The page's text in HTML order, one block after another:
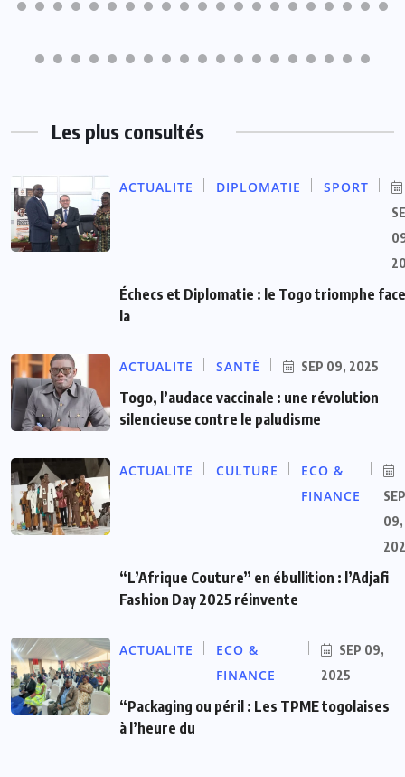
Les plus consultés
ACTUALITE DIPLOMATIE SPORT
Échecs et Diplomatie : le Togo triomphe
la
ACTUALITE SANTÉ SEP 09, 2025
Togo, l’audace vaccinale : une révolution
silencieuse contre le paludisme
ACTUALITE CULTURE
ECO &
FINANCE
SEP
09,
“L’Afrique Couture” en ébullition : l’Adjafi
Fashion Day 2025 réinvente
ACTUALITE
ECO &
FINANCE
SEP 09,
2025
“Packaging ou péril : Les TPME togolaises
à l’heure du